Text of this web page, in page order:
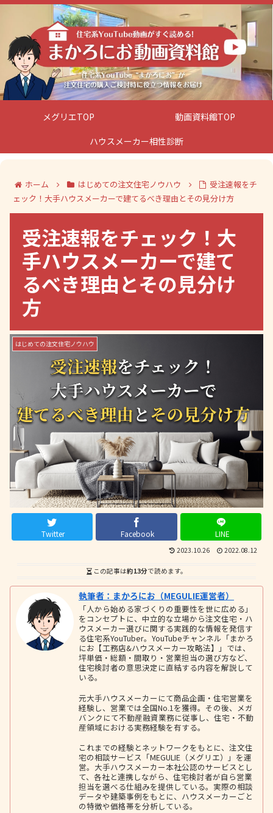
メグリエTOP
動画資料館TOP
ハウスメーカー相性診断
ホーム はじめての注文住宅ノウハウ
受注速報をチ
ェック！大手ハウスメーカーで建てるべき理由とその見分け方
受注速報をチェック！大
手ハウスメーカーで建て
るべき理由とその見分け
方
はじめての注文住宅ノウハウ
Twitter Facebook LINE
2023.10.26 2022.08.12
この記事は約13分で読めます。
執筆者：まかろにお（MEGULIE運営者）
「人から始める家づくりの重要性を世に広める」
をコンセプトに、中立的な立場から注文住宅・ハ
ウスメーカー選びに関する実践的な情報を発信す
る住宅系YouTuber。YouTubeチャンネル「まかろ
にお【工務店&ハウスメーカー攻略法】」では、
坪単価・総額・間取り・営業担当の選び方など、
住宅検討者の意思決定に直結する内容を解説して
いる。
元大手ハウスメーカーにて商品企画・住宅営業を
経験し、営業では全国No.1を獲得。その後、メガ
バンクにて不動産融資業務に従事し、住宅・不動
産領域における実務経験を有する。
これまでの経験とネットワークをもとに、注文住
宅の相談サービス「MEGULIE（メグリエ）」を運
営。大手ハウスメーカー本社公認のサービスとし
て、各社と連携しながら、住宅検討者が自ら営業
担当を選べる仕組みを提供している。実際の相談
データや建築事例をもとに、ハウスメーカーごと
の特徴や価格帯を分析している。